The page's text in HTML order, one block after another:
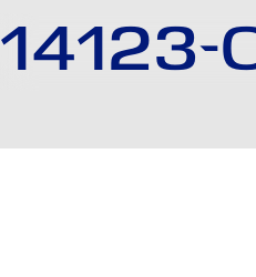
14123-